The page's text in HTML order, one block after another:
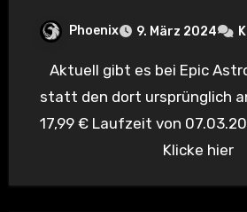
Phoenix 9. März 2024
Aktuell gibt es bei Epic Astro Duel 2 für lau
statt den dort ursprünglich
17,99 € Laufzeit von
Klicke hier